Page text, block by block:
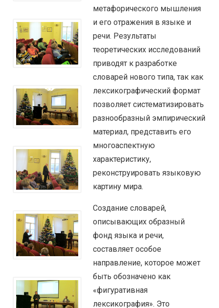
метафорического мышления
и его отражения в языке и
речи. Результаты
теоретических исследований
приводят к разработке
словарей нового типа, так как
лексикографический формат
позволяет систематизировать
разнообразный эмпирический
материал, представить его
многоаспектную
характеристику,
реконструировать языковую
картину мира.
Создание словарей,
описывающих образный
фонд языка и речи,
составляет особое
направление, которое может
быть обозначено как
«фигуративная
лексикография». Это